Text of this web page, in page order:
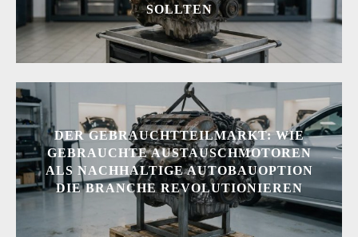
SOLLTEN
DER GEBRAUCHTTEILMARKT: WIE
GEBRAUCHTE AUSTAUSCHMOTOREN
ALS NACHHALTIGE AUTOBAUOPTION
DIE BRANCHE REVOLUTIONIEREN